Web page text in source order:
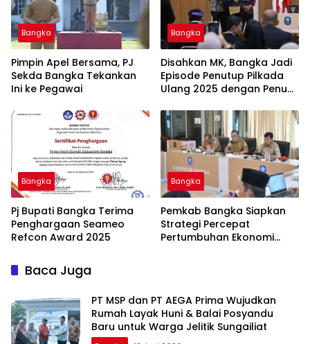
Bangka
Pimpin Apel Bersama, PJ
Sekda Bangka Tekankan
Ini ke Pegawai
Bangka
Disahkan MK, Bangka Jadi
Episode Penutup Pilkada
Ulang 2025 dengan Penuh
Bangka
Pj Bupati Bangka Terima
Penghargaan Seameo
Refcon Award 2025
Bangka
Pemkab Bangka Siapkan
Strategi Percepat
Pertumbuhan Ekonomi
Baca Juga
‎PT MSP dan PT AEGA Prima Wujudkan
Rumah Layak Huni & Balai Posyandu
Baru untuk Warga Jelitik Sungailiat